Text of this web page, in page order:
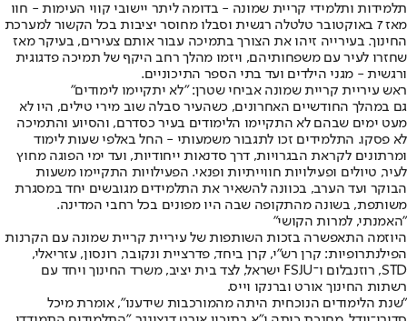
תלמידות ותלמידי קריית שמונה - בדומה ליתר יישובי קווי העימות - חוו
מאז 7 באוקטובר טלטלה רגשית וסבלו מחוסר יציבות בכל הקשור למערכת
החינוך. בעירייה זיהו את הצורך בתמיכה עבור אותם צעירים, בעיקר מאז
שחזרו לעיר עם משפחותיהם, ויזמו מהלך רחב היקף של תמיכה פדגוגית
ורגשית - מגני הילדים ועד בתי הספר התיכוניים.
ראש עיריית קריית שמונה אביחי שטרן: "לא יתקיימו לימודים"
גם במהלך החודשיים האחרונים, כשהעיר סבלה שוב מירי טילים, היו לא
מעט ימים שבהם לא התקיימו הלימודים בעיר כסדרם, והסיוע והתמיכה
לא פסקו. התלמידים זכו לתגבור משמעותי - החל באלפי שעות לימוד
ומרתונים לקראת הבגרויות, דרך סדנאות ייחודיות, ועד ימי הפוגה מחוץ
לעיר, טיולים ופעילויות חווייתיות ופנאי. הפעילויות התקיימו משעות
הבוקר ועד הערב, בכוונה להשאיר את התלמידים מגובשים יחד במסגרת
משותפת, בשונה מהתקופה שבה היו מפונים בכל רחבי המדינה.
"האמנתי, למרות הקושי"
היוזמה התאפשרה בזכות השותפות של עיריית קריית שמונה עם הקרנות
הפילנתרופיות: קרן רש"י, קרן ביחד, פדרציית ונקובר, רונסון, עזריאלי,
STD, רוזנבלום ו־FSJU ישראל, לצד בית יציב, משרד החינוך ויחד עם
רשתות החינוך אורט וברנקו וייס.
"שנת הלימודים הנוכחית היתה מהמורכבות שידענו", אומרת מיכל